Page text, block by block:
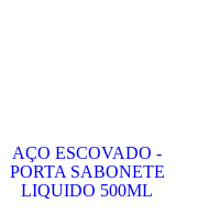
AÇO ESCOVADO -
PORTA SABONETE
LIQUIDO 500ML